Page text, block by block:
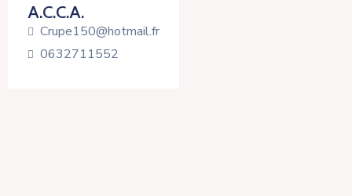
A.C.C.A.
Crupe150@hotmail.fr
0632711552